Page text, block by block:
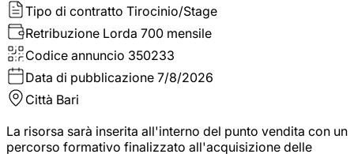
Tipo di contratto Tirocinio/Stage
Retribuzione Lorda 700 mensile
Codice annuncio 350233
Data di pubblicazione 7/8/2026
Città Bari
La risorsa sarà inserita all'interno del punto vendita con un
percorso formativo finalizzato all'acquisizione delle